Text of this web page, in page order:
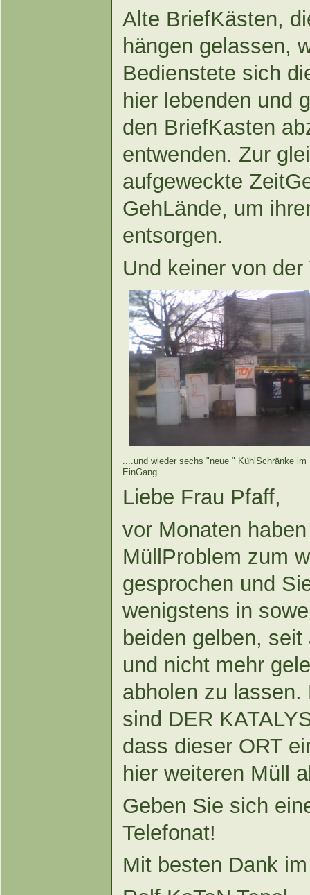
Alte BriefKästen,
hängen gelassen,
Bedienstete sich
hier lebenden und
den BriefKasten
entwenden. Zur
aufgeweckte
GehLände, um
entsorgen.
Und keiner von
....und wieder sechs "neue " KühlSchränke im
EinGang
Liebe Frau Pfaff,
vor Monaten
MüllProblem zum
gesprochen und
wenigstens in
beiden gelben,
und nicht mehr
abholen zu lassen.
sind DER
dass dieser ORT
hier weiteren Müll
Geben Sie sich
Telefonat!
Mit besten Dank